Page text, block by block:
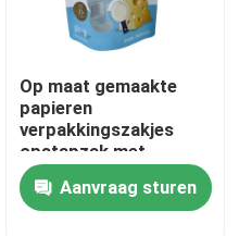
Op maat gemaakte
papieren
verpakkingszakjes
opstapzak met
raamontwerp
Aanvraag sturen